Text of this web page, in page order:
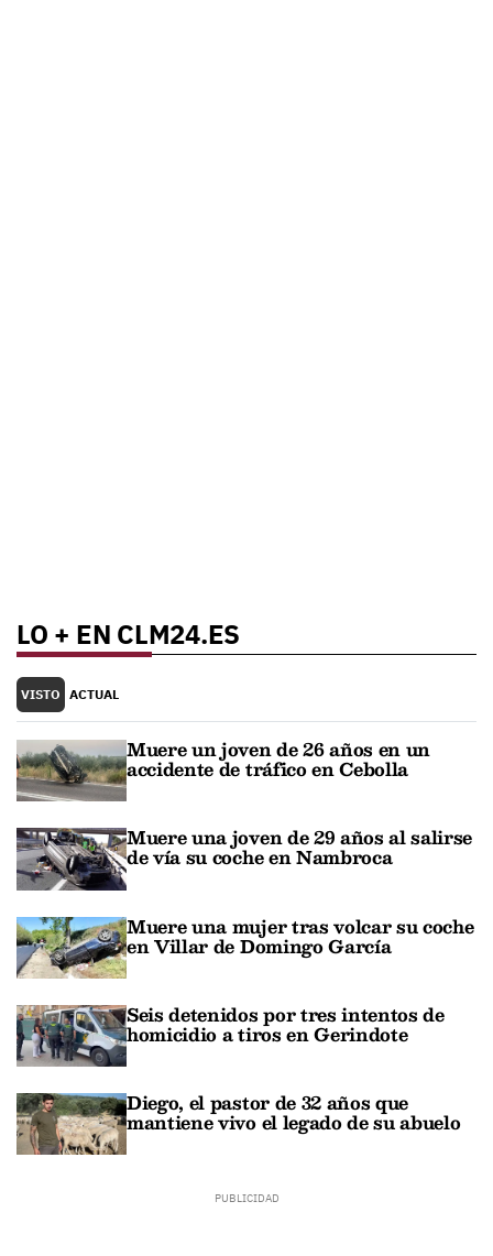
LO + EN CLM24.ES
VISTO ACTUAL
Muere un joven de 26 años en un
accidente de tráfico en Cebolla
Muere una joven de 29 años al salirse
de vía su coche en Nambroca
Muere una mujer tras volcar su coche
en Villar de Domingo García
Seis detenidos por tres intentos de
homicidio a tiros en Gerindote
Diego, el pastor de 32 años que
mantiene vivo el legado de su abuelo